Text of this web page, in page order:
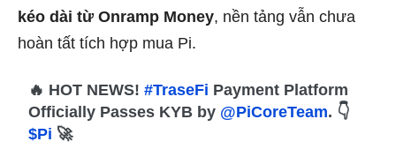
kéo dài từ Onramp Money, nền tảng vẫn chưa
hoàn tất tích hợp mua Pi.
🔥 HOT NEWS!#TraseFi Payment Platform
Officially Passes KYB by @PiCoreTeam. 👇
$Pi 🚀